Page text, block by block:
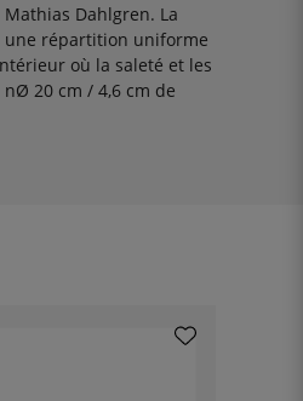
Dahlgren. La
une répartition uniforme
où la saleté et les
nØ 20 cm / 4,6 cm de